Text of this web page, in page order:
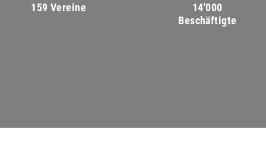
159 Vereine
14'000
Beschäftigte